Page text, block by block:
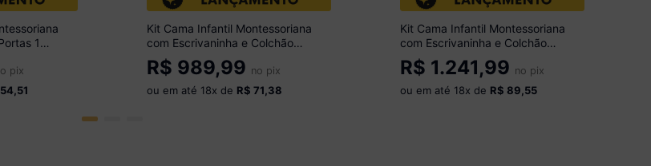
1
MP4823
pix
Kit Cama Infantil Montessoriana
com Escrivaninha e Colchão
Incluso Lume Multimóveis MP4824
Branco
R$ 989,99 no pix
ou em até 18x de R$ 71,38
Kit Cama Infantil Montessoriana
com Escrivaninha e Colchão
Incluso Dino Multimóveis MP4820
Madeirado
R$ 1.241,99 no pix
ou em até 18x de R$ 89,55